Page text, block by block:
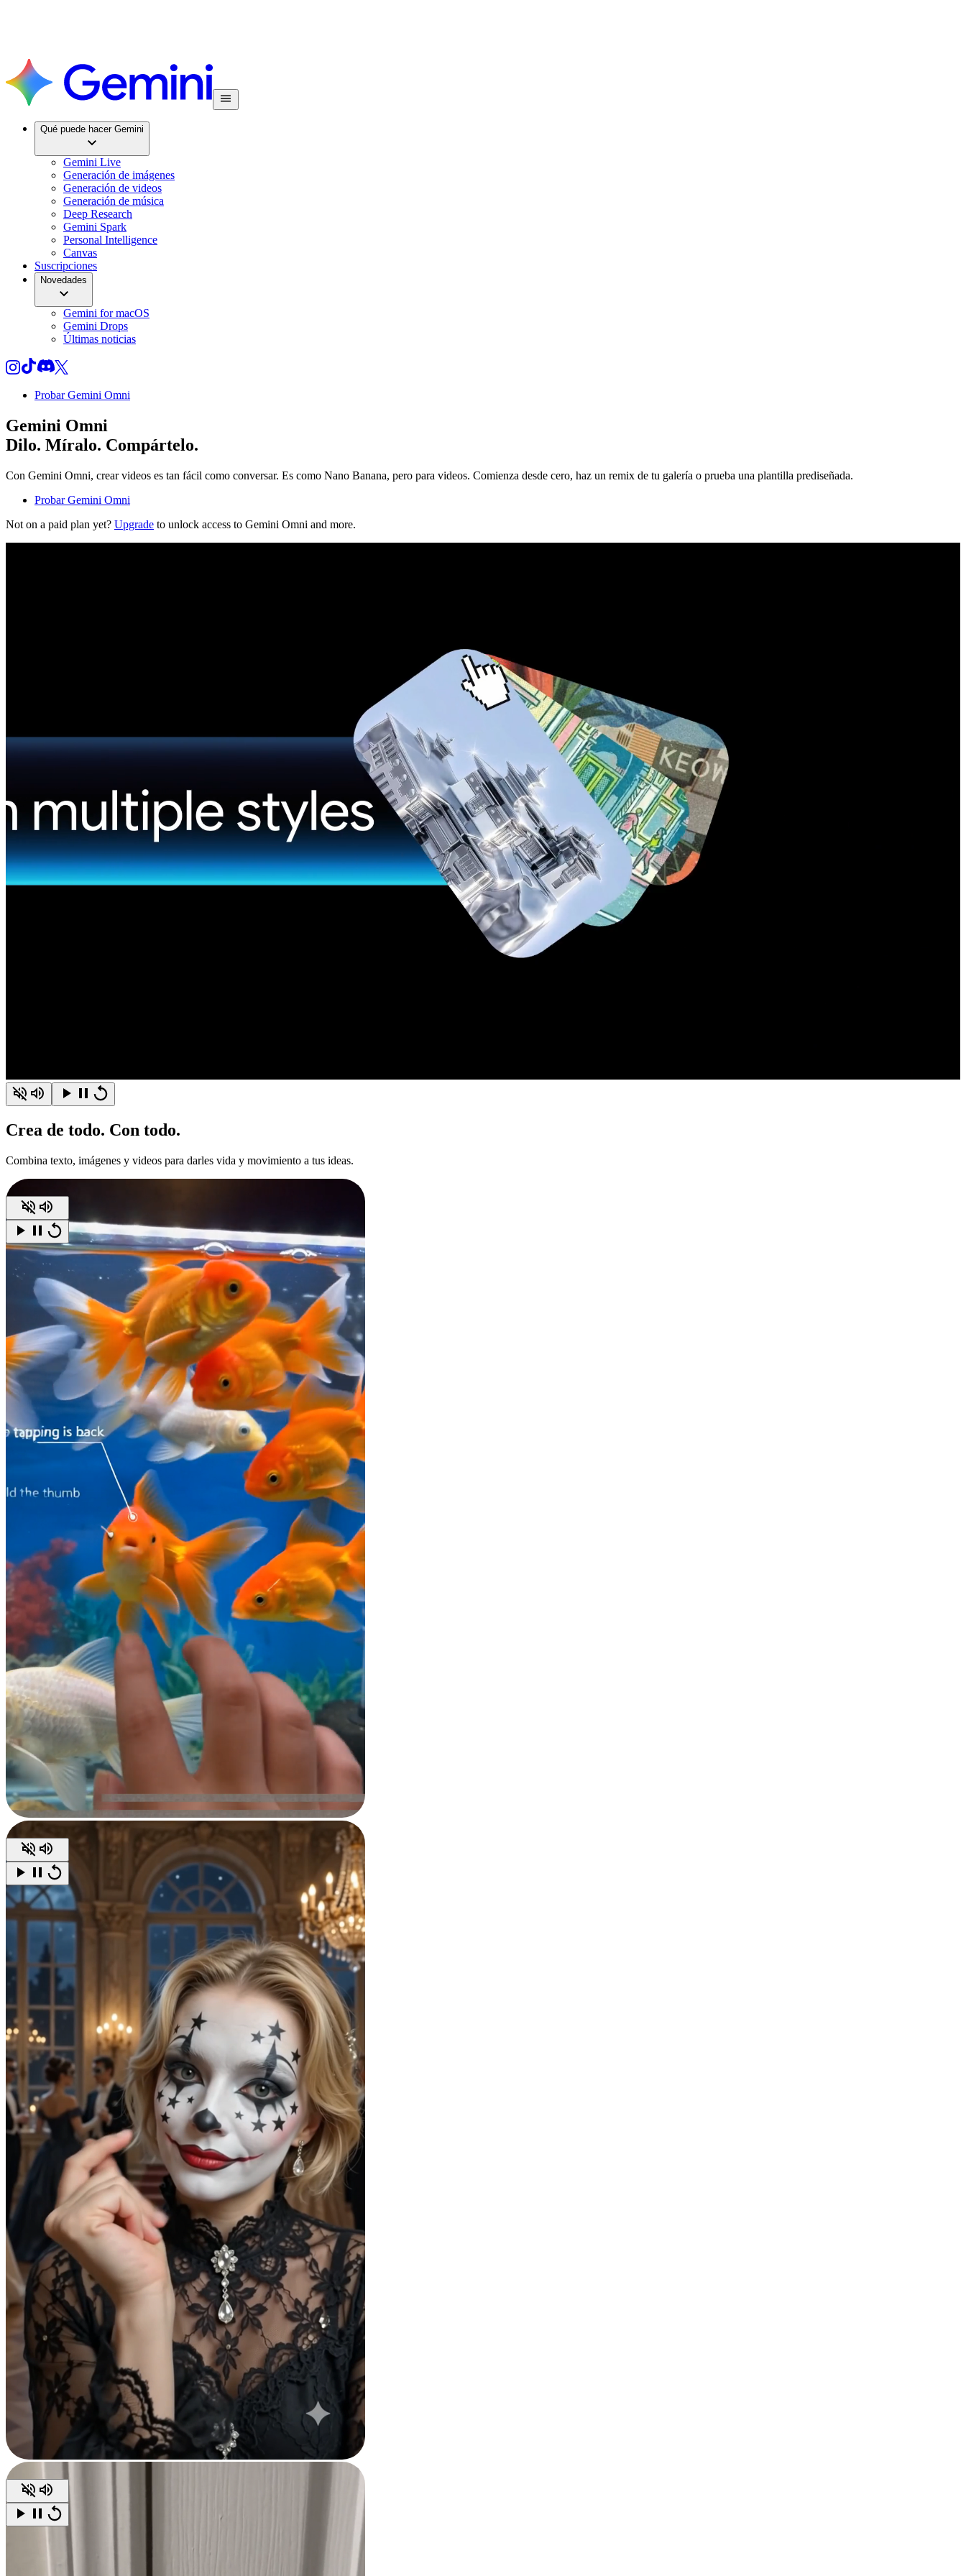
Qué puede hacer Gemini
Gemini Live
Generación de imágenes
Generación de videos
Generación de música
Deep Research
Gemini Spark
Personal Intelligence
Canvas
Suscripciones
Novedades
Gemini for macOS
Gemini Drops
Últimas noticias
Probar Gemini Omni
Gemini Omni
Dilo. Míralo. Compártelo.
Con Gemini Omni, crear videos es tan fácil como conversar. Es como Nano Banana, pero para videos. Comienza desde cero, haz un remix de tu galería o prueba una plantilla prediseñada.
Probar Gemini Omni
Not on a paid plan yet? Upgrade to unlock access to Gemini Omni and more.
Crea de todo. Con todo.
Combina texto, imágenes y videos para darles vida y movimiento a tus ideas.